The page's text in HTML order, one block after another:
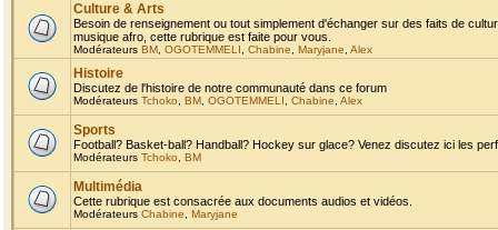
Culture & Arts
Besoin de renseignement ou tout simplement d'échanger sur des faits de
musique afro, cette rubrique est faite pour vous.
Modérateurs BM OGOTEMMELI Chabine Maryjane Alex
Histoire
Discutez de l'histoire de notre communauté dans ce forum
Modérateurs Tchoko BM OGOTEMMELI Chabine Alex
Sports
Football? Basket-ball? Handball? Hockey sur glace? Venez discutez ici les
Modérateurs Tchoko BM
Multimédia
Cette rubrique est consacrée aux documents audios et vidéos.
Modérateurs Chabine Maryjane